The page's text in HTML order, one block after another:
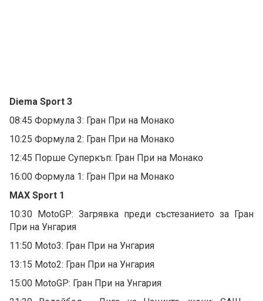
Diema Sport 3
08:45 Формула 3: Гран При на Монако
10:25 Формула 2: Гран При на Монако
12:45 Порше Суперкъп: Гран При на Монако
16:00 Формула 1: Гран При на Монако
MAX Sport 1
10:30 MotoGP: Загрявка преди състезанието за Гран
При на Унгария
11:50 Moto3: Гран При на Унгария
13:15 Moto2: Гран При на Унгария
15:00 MotoGP: Гран При на Унгария